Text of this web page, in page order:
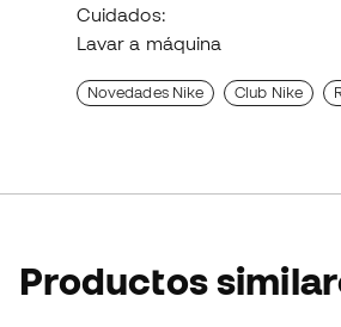
Cuidados:
Lavar a máquina
Novedades Nike Club Nike
Productos